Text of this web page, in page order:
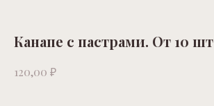
Канапе с пастрами. От 10 шт
120,00 ₽